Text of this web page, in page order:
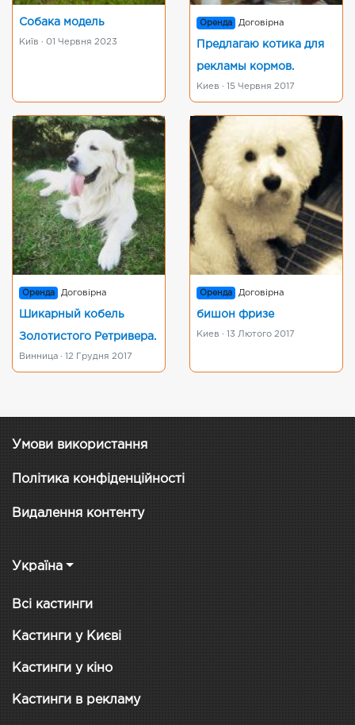
Собака модель
Київ · 01 Червня 2023
Оренда Договірна
Предлагаю котика для
рекламы кормов.
Киев · 15 Червня 2017
Оренда Договірна
Шикарный кобель
Золотистого Ретривера.
Винница · 12 Грудня 2017
Оренда Договірна
бишон фризе
Киев · 13 Лютого 2017
Умови використання
Політика конфіденційності
Видалення контенту
Україна
Всі кастинги
Кастинги у Києві
Кастинги у кіно
Кастинги в рекламу